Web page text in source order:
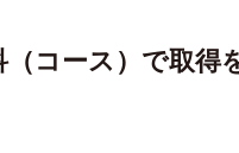
（コース）で取得